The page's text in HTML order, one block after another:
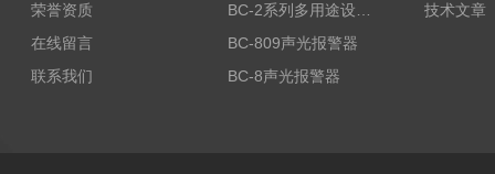
荣誉资质
在线留言
联系我们
BC-809声光报警器
BC-8声光报警器
技术文章